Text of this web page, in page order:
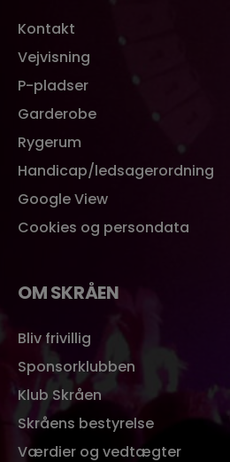
Kontakt
Vejvisning
P-pladser
Garderobe
Rygerum
Handicap/ledsagerordning
Google View
Cookies og persondata
OM SKRÅEN
Bliv frivillig
Sponsorklubben
Klub Skråen
Skråens bestyrelse
Værdier og vedtægter